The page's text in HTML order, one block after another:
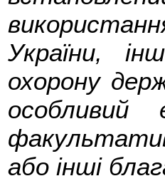
України,
охорону
особливий
або інші